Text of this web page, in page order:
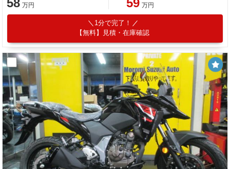
58 万円 59 万円
1分で完了！
【無料】見積・在庫確認